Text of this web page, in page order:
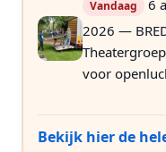
Vandaag
6
2026 —
voor
Bekijk hier de